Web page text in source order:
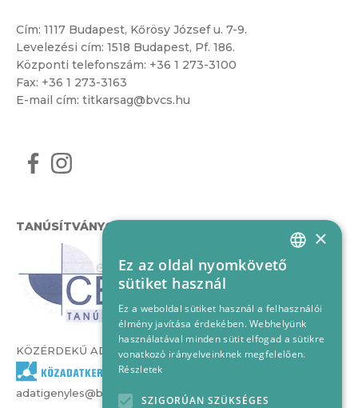
Cím: 1117 Budapest, Kőrösy József u. 7-9.
Levelezési cím: 1518 Budapest, Pf. 186.
Központi telefonszám: +36 1 273-3100
Fax: +36 1 273-3163
E-mail cím: titkarsag@bvcs.hu
TANÚSÍTVÁNYOK
KÖZÉRDEKŰ ADATOK
adatigenyles@bvcs.hu
HUNGARIAN
×
Ez az oldal nyomkövető
sütiket használ
Ez a weboldal sütiket használ a felhasználói
élmény javítása érdekében. Webhelyünk
használatával minden sütit elfogad a sütikre
vonatkozó irányelveinknek megfelelően.
Részletek
SZIGORÚAN SZÜKSÉGES